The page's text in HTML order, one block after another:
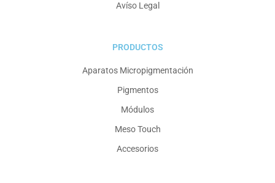
Avíso Legal
PRODUCTOS
Aparatos Micropigmentación
Pigmentos
Módulos
Meso Touch
Accesorios